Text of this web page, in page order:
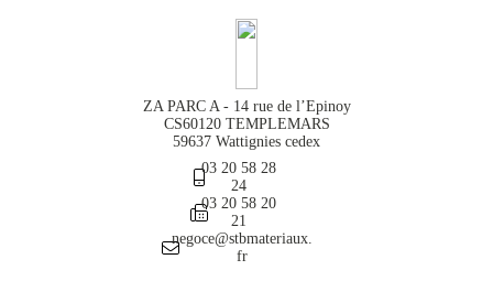
ZA PARC A - 14 rue de l’Epinoy
CS60120 TEMPLEMARS
59637 Wattignies cedex
03 20 58 28
24
03 20 58 20
21
negoce@stbmateriaux.
fr